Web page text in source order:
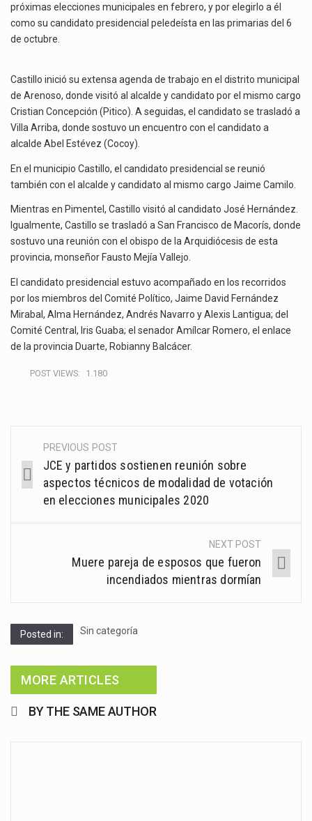
próximas elecciones municipales en febrero, y por elegirlo a él
como su candidato presidencial peledeísta en las primarias del 6
de octubre.
Castillo inició su extensa agenda de trabajo en el distrito municipal
de Arenoso, donde visitó al alcalde y candidato por el mismo cargo
Cristian Concepción (Pitico). A seguidas, el candidato se trasladó a
Villa Arriba, donde sostuvo un encuentro con el candidato a
alcalde Abel Estévez (Cocoy).
En el municipio Castillo, el candidato presidencial se reunió
también con el alcalde y candidato al mismo cargo Jaime Camilo.
Mientras en Pimentel, Castillo visitó al candidato José Hernández.
Igualmente, Castillo se trasladó a San Francisco de Macorís, donde
sostuvo una reunión con el obispo de la Arquidiócesis de esta
provincia, monseñor Fausto Mejía Vallejo.
El candidato presidencial estuvo acompañado en los recorridos
por los miembros del Comité Político, Jaime David Fernández
Mirabal, Alma Hernández, Andrés Navarro y Alexis Lantigua; del
Comité Central, Iris Guaba; el senador Amílcar Romero, el enlace
de la provincia Duarte, Robianny Balcácer.
POST VIEWS: 1.180
Post
navigation
PREVIOUS POST
JCE y partidos sostienen reunión sobre
aspectos técnicos de modalidad de votación
en elecciones municipales 2020
NEXT POST
Muere pareja de esposos que fueron
incendiados mientras dormían
Posted in: Sin categoría
MORE ARTICLES
BY THE SAME AUTHOR